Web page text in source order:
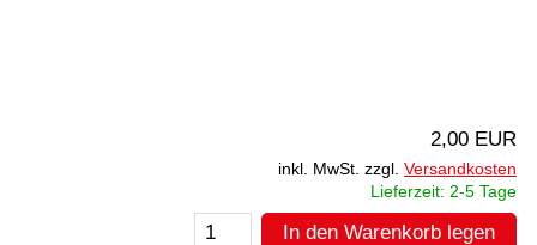
2,00 EUR
inkl. MwSt. zzgl. Versandkosten
Lieferzeit: 2-5 Tage
In den Warenkorb legen